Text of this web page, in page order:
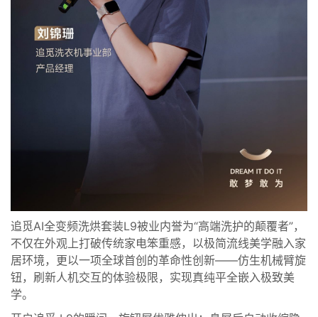
追觅AI全变频洗烘套装L9被业内誉为“高端洗护的颠覆者”，
不仅在外观上打破传统家电笨重感，以极简流线美学融入家
居环境，更以一项全球首创的革命性创新——仿生机械臂旋
钮，刷新人机交互的体验极限，实现真纯平全嵌入极致美
学。